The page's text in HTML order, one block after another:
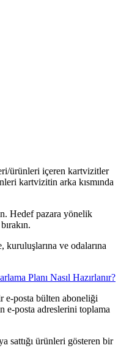
ürünleri içeren kartvizitler
kartvizitin arka kısmında
Hedef pazara yönelik
ve odalarına
Planı Nasıl Hazırlanır?
e-posta bülten aboneliği
posta adreslerini toplama
sattığı ürünleri gösteren bir